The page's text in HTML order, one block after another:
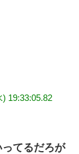
) 19:33:05.82
てるだろが